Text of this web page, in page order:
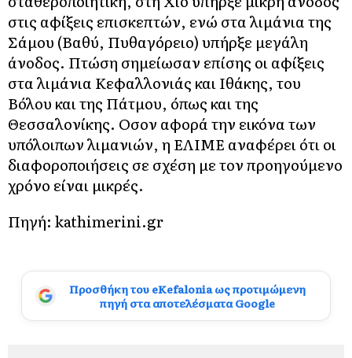
στις αφίξεις επισκεπτών, ενώ στα λιμάνια της
Σάμου (Βαθύ, Πυθαγόρειο) υπήρξε μεγάλη
άνοδος. Πτώση σημείωσαν επίσης οι αφίξεις
στα λιμάνια Κεφαλλονιάς και Ιθάκης, του
Βόλου και της Πάτμου, όπως και της
Θεσσαλονίκης. Οσον αφορά την εικόνα των
υπόλοιπων λιμανιών, η ΕΛΙΜΕ αναφέρει ότι οι
διαφοροποιήσεις σε σχέση με τον προηγούμενο
χρόνο είναι μικρές.
Πηγή: kathimerini.gr
Προσθήκη του eKefalonia ως προτιμώμενη
πηγή στα αποτελέσματα Google